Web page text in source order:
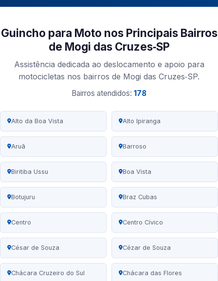
Guincho para Moto nos Principais Bairros
de Mogi das Cruzes‑SP
Assistência dedicada ao deslocamento e apoio para
motocicletas nos bairros de Mogi das Cruzes‑SP.
Bairros atendidos: 178
Alto da Boa Vista Alto Ipiranga
Aruã Barroso
Biritiba Ussu Boa Vista
Botujuru Braz Cubas
Centro Centro Cívico
César de Souza Cézar de Souza
Chácara Cruzeiro do Sul Chácara das Flores